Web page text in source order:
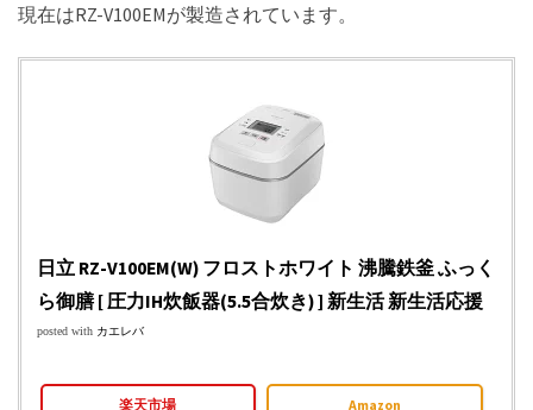
現在はRZ-V100EMが製造されています。
日立 RZ-V100EM(W) フロストホワイト 沸騰鉄釜 ふっく
ら御膳 [ 圧力IH炊飯器(5.5合炊き) ] 新生活 新生活応援
posted with カエレバ
楽天市場 Amazon